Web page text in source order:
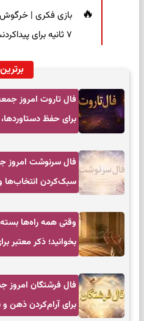
بازی فکری |
۷ ثانیه برای پیداکردنش فرصت دارید
برای حفظ
سبک‌کردن انتخاب‌ها
وقتی همه راه‌ها
بخوانید؛ ذکر معتبر
برای آرام‌کردن ذهن